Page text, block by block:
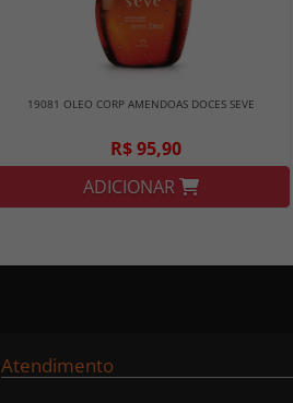
19081 OLEO CORP AMENDOAS DOCES SEVE
R$ 95,90
ADICIONAR
Atendimento